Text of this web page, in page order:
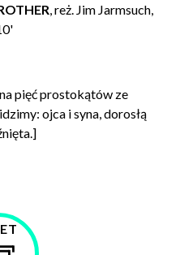
, reż. Jim Jarmsuch,
pięć prostokątów ze
ojca i syna, dorosłą